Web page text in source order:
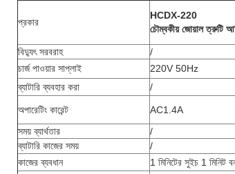
প্রকার
HCDX-220
চৌম্বকীয় জোয়াল ত্রুটি
বিদ্যুৎ সরবরাহ /
চার্জ পাওয়ার সাপ্লাই
220V 50Hz
ব্যাটারি ব্যবহার করা
/
অপারেটিং কারেন্ট AC1.4A
সময় ব্যার্থতার
/
ব্যাটারি কাজের সময়
/
কাজের ব্যবধান
1 মিনিটের সুইচ 1 মিনিট